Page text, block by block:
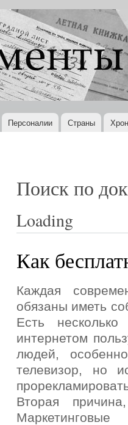
Персоналии Страны
Поиск по
Loading
Как
Каждая
обязаны иметь
Есть
интернетом
людей,
телевизор, но
Вторая